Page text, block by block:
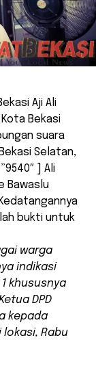
Aji Ali
Bekasi
suara
Selatan,
] Ali
Bawaslu
bukti untuk
warga
indikasi
khususnya
DPD
kepada
Rabu